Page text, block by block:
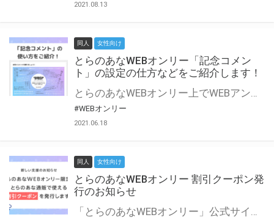
2021.08.13
同人 女性向け
とらのあなWEBオンリー「記念コメン
ト」の設定の仕方などをご紹介します！
とらのあなWEBオンリー上でWEBアンソロジーが作成できる「記念コメント」について、その使い方や作成手順を解説します！ 支援タイプを「サークル参加型」「サークル参加型・マルシェ(イベント会場)機能付き」でお申し込みいただいている主催者様はぜひご活用ください♪ とらのあなWEBオンリーサイトはこちら
#WEBオンリー
2021.06.18
同人 女性向け
とらのあなWEBオンリー 割引クーポン発
行のお知らせ
「とらのあなWEBオンリー」公式サイトでとらのあな通販の「割引クーポン」を配布中！ イベントごとに開催当日限定で使える割引クーポンのシリアルコードを発行します。 とらのあなWEBオンリーのページをチェックして、イベント当日にお得にお買い物を楽しみましょう♪ ※本キャンペーンは予告なく終了する場合がございます。 とらのあなWEBオンリーサイトはこちら